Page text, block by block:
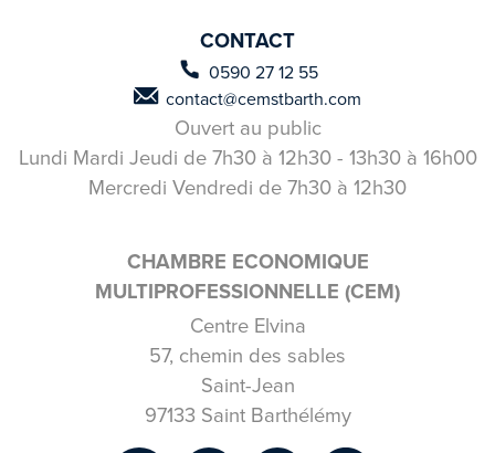
CHAMBRE ECONOMIQUE
MULTIPROFESSIONNELLE (CEM)
Centre Elvina
57, chemin des sables
Saint-Jean
97133 Saint Barthélémy
CONTACT
0590 27 12 55
contact@cemstbarth.com
Ouvert au public
Lundi Mardi Jeudi de 7h30 à 12h30 - 13h30 à 16h00
Mercredi Vendredi de 7h30 à 12h30